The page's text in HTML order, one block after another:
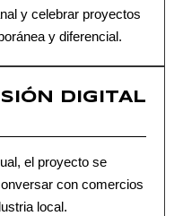
y celebrar proyectos
y diferencial.
DIGITAL
el proyecto se
con comercios
local.